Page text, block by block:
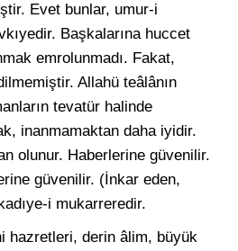
Evet bunlar, umur-i
Başkalarına huccet
emrolunmadı. Fakat,
Allahü teâlânın
tevatür halinde
inanmamaktan daha iyidir.
olunur. Haberlerine güvenilir.
güvenilir. (İnkar eden,
i mukarreredir.
hazretleri, derin âlim, büyük